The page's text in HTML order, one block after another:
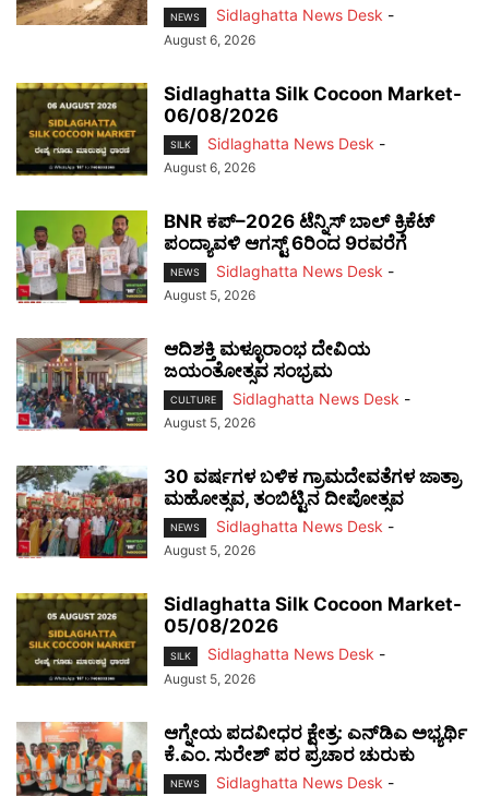
NEWS Sidlaghatta News Desk -
August 6, 2026
Sidlaghatta Silk Cocoon Market-
06/08/2026
SILK Sidlaghatta News Desk -
August 6, 2026
BNR ಕಪ್–2026 ಟೆನ್ನಿಸ್ ಬಾಲ್ ಕ್ರಿಕೆಟ್
ಪಂದ್ಯಾವಳಿ ಆಗಸ್ಟ್ 6ರಿಂದ 9ರವರೆಗೆ
NEWS Sidlaghatta News Desk -
August 5, 2026
ಆದಿಶಕ್ತಿ ಮಳ್ಳೂರಾಂಭ ದೇವಿಯ
ಜಯಂತೋತ್ಸವ ಸಂಭ್ರಮ
CULTURE Sidlaghatta News Desk -
August 5, 2026
30 ವರ್ಷಗಳ ಬಳಿಕ ಗ್ರಾಮದೇವತೆಗಳ ಜಾತ್ರಾ
ಮಹೋತ್ಸವ, ತಂಬಿಟ್ಟಿನ ದೀಪೋತ್ಸವ
NEWS Sidlaghatta News Desk -
August 5, 2026
Sidlaghatta Silk Cocoon Market-
05/08/2026
SILK Sidlaghatta News Desk -
August 5, 2026
ಆಗ್ನೇಯ ಪದವೀಧರ ಕ್ಷೇತ್ರ: ಎನ್‌ಡಿಎ ಅಭ್ಯರ್ಥಿ
ಕೆ.ಎಂ. ಸುರೇಶ್ ಪರ ಪ್ರಚಾರ ಚುರುಕು
NEWS Sidlaghatta News Desk -